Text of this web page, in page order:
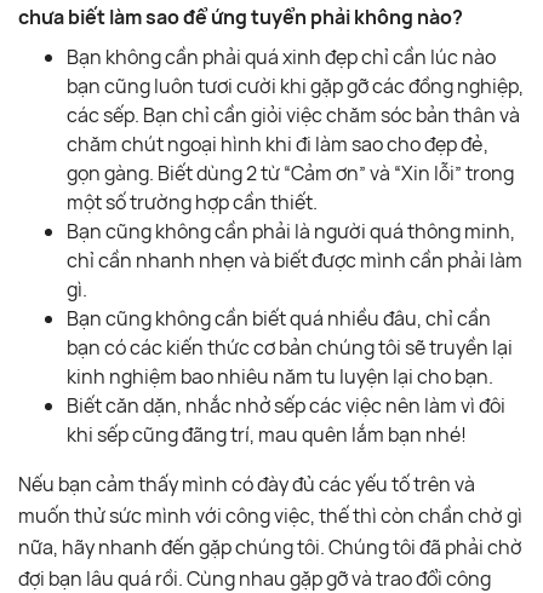
chưa biết làm sao để ứng tuyển phải không nào?
Bạn không cần phải quá xinh đẹp chỉ cần lúc nào
bạn cũng luôn tươi cười khi gặp gỡ các đồng nghiệp,
các sếp. Bạn chỉ cần giỏi việc chăm sóc bản thân và
chăm chút ngoại hình khi đi làm sao cho đẹp đẻ,
gọn gàng. Biết dùng 2 từ “Cảm ơn” và “Xin lỗi” trong
một số trường hợp cần thiết.
Bạn cũng không cần phải là người quá thông minh,
chỉ cần nhanh nhẹn và biết được mình cần phải làm
gì.
Bạn cũng không cần biết quá nhiều đâu, chỉ cần
bạn có các kiến thức cơ bản chúng tôi sẽ truyền lại
kinh nghiệm bao nhiêu năm tu luyện lại cho bạn.
Biết căn dặn, nhắc nhở sếp các việc nên làm vì đôi
khi sếp cũng đãng trí, mau quên lắm bạn nhé!
Nếu bạn cảm thấy mình có đày đủ các yếu tố trên và
muốn thử sức mình với công việc, thế thì còn chần chờ gì
nữa, hãy nhanh đến gặp chúng tôi. Chúng tôi đã phải chờ
đợi bạn lâu quá rồi. Cùng nhau gặp gỡ và trao đổi công